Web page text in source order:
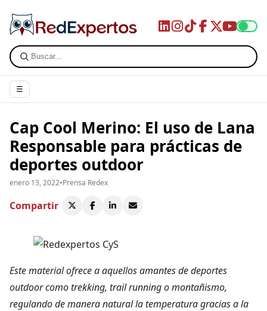
☰
Cap Cool Merino: El uso de Lana
Responsable para prácticas de
deportes outdoor
enero 13, 2022•Prensa Redex
Compartir
Este material ofrece a aquellos amantes de deportes
outdoor como trekking, trail running o montañismo,
regulando de manera natural la temperatura gracias a la